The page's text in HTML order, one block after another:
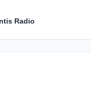
Radio